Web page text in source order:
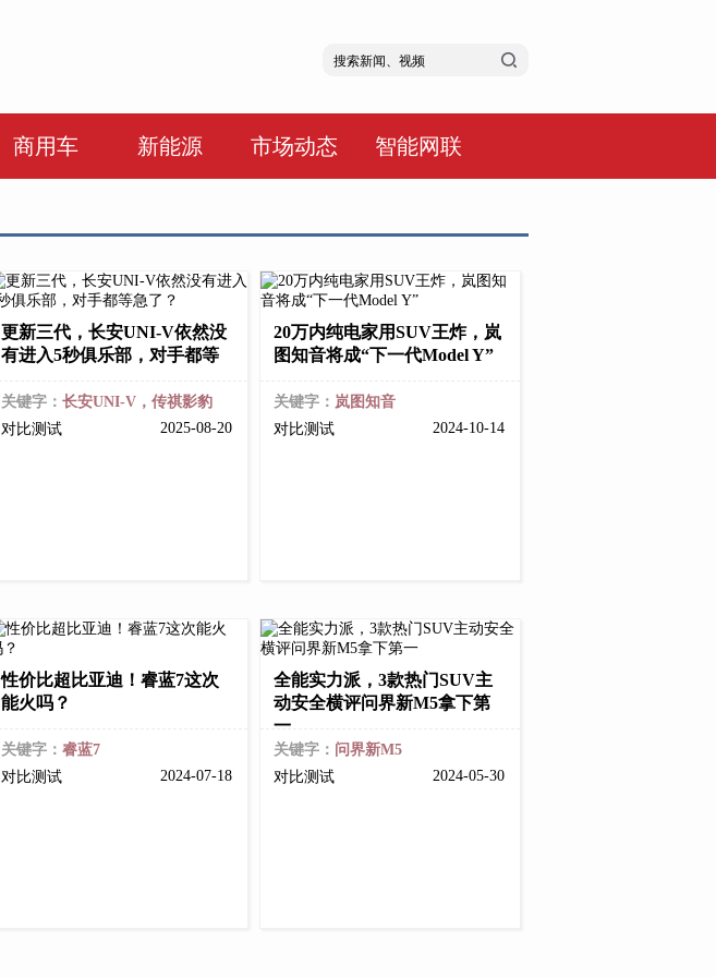
商用车 新能源 市场动态 智能网联
更新三代，长安UNI-V依然没
有进入5秒俱乐部，对手都等
关键字： 长安UNI-V，传祺影豹
对比测试
2025-08-20
20万内纯电家用SUV王炸，岚
图知音将成“下一代Model Y”
关键字： 岚图知音
对比测试
2024-10-14
性价比超比亚迪！睿蓝7这次
能火吗？
关键字： 睿蓝7
对比测试
2024-07-18
全能实力派，3款热门SUV主
动安全横评问界新M5拿下第
一
关键字： 问界新M5
对比测试
2024-05-30